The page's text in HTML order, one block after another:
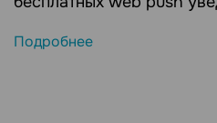
Подробнее